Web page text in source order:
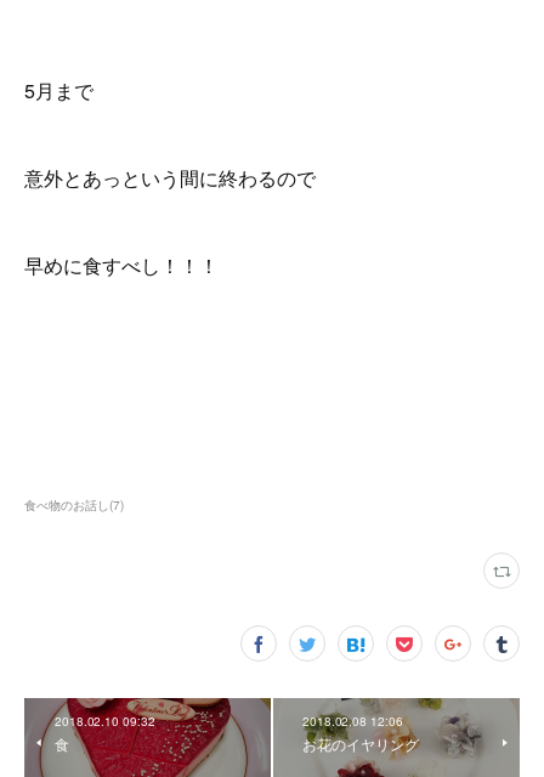
5月まで
意外とあっという間に終わるので
早めに食すべし！！！
食べ物のお話し(7)
2018.02.10 09:32
食
2018.02.08 12:06
お花のイヤリング